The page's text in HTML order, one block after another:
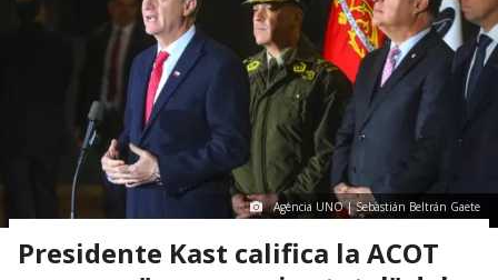
Agencia UNO | Sebastián Beltrán Gaete
Presidente Kast califica la ACOT